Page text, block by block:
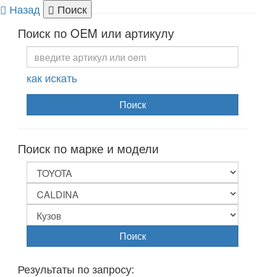
Назад Поиск
Поиск по OEM или артикулу
как искать
Поиск
Поиск по марке и модели
Поиск
Результаты по запросу: